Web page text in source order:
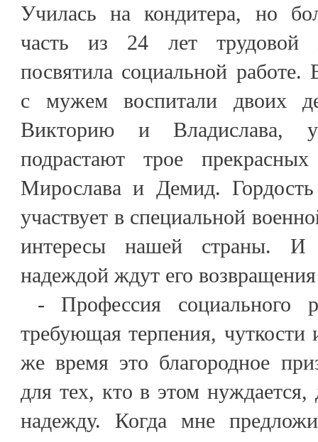
Училась на кондитера, но
часть из 24 лет трудовой
посвятила социальной работе.
с мужем воспитали двоих
Викторию и Владислава,
подрастают трое
Мирослава и Демид.
участвует в специальной
интересы нашей страны.
надеждой ждут его
- Профессия социального
требующая терпения,
же время это благородное
для тех, кто в этом нуждается,
надежду. Когда мне